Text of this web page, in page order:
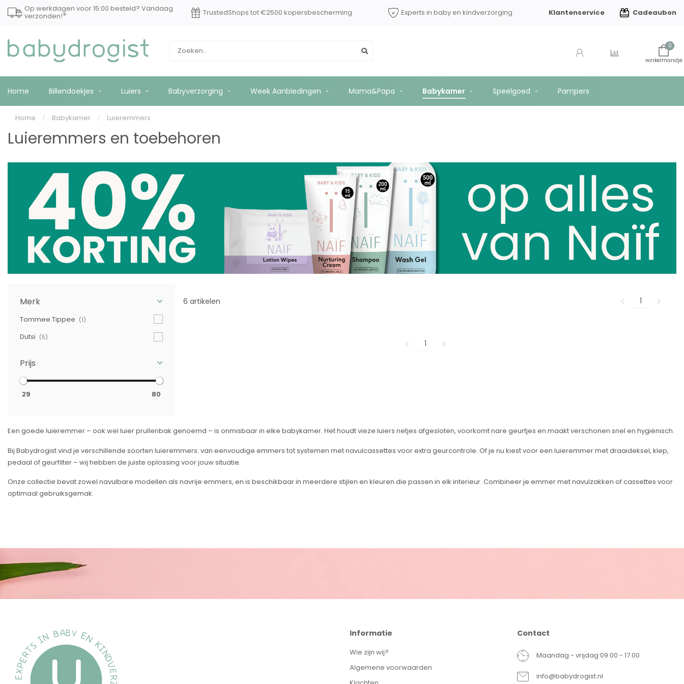
Op werkdagen voor 15:00 besteld? Vandaag
verzonden!* TrustedShops tot €2500 kopersbescherming Experts in baby en kindverzorging Gratis verzending vanaf €75
Klantenservice Cadeaubon
0
Home Billendoekjes Luiers Babyverzorging Week Aanbiedingen Mama&Papa Babykamer Speelgoed Pampers
Home / Babykamer / Luieremmers
Luieremmers en toebehoren
Merk
Tommee Tippee (1)
Dutsi (5)
Prijs
29 80
6 artikelen 1
1
Een goede luieremmer – ook wel luier prullenbak genoemd – is onmisbaar in elke babykamer. Het houdt vieze luiers netjes afgesloten, voorkomt nare geurtjes en maakt verschonen snel en hygiënisch.
Bij Babydrogist vind je verschillende soorten luieremmers: van eenvoudige emmers tot systemen met navulcassettes voor extra geurcontrole. Of je nu kiest voor een luieremmer met draaideksel, klep,
pedaal of geurfilter – wij hebben de juiste oplossing voor jouw situatie.
Onze collectie bevat zowel navulbare modellen als navrije emmers, en is beschikbaar in meerdere stijlen en kleuren die passen in elk interieur. Combineer je emmer met navulzakken of cassettes voor
optimaal gebruiksgemak.
Informatie
Wie zijn wij?
Algemene voorwaarden
Contact
Maandag - vrijdag 09.00 - 17.00
info@babydrogist.nl